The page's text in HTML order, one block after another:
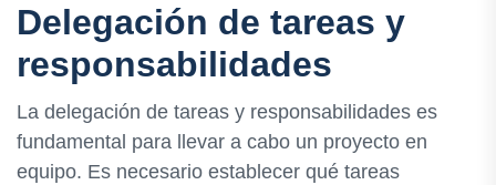
Delegación de tareas y
responsabilidades
La delegación de tareas y responsabilidades es
fundamental para llevar a cabo un proyecto en
equipo. Es necesario establecer qué tareas